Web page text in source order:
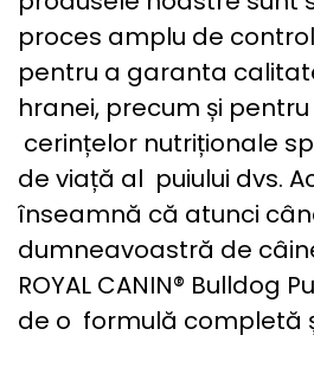
proces amplu de
pentru a garanta
hranei, precum și
cerințelor nutriționale
de viață al puiului dvs.
înseamnă că atunci
dumneavoastră de
ROYAL CANIN® Bulldog
de o formulă completă